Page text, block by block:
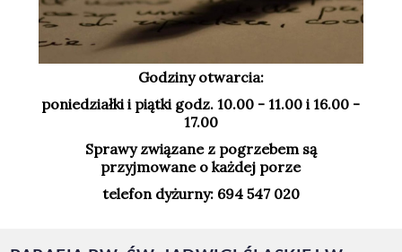
Godziny otwarcia:
poniedziałki i piątki godz. 10.00 - 11.00 i 16.00 -
17.00
Sprawy związane z pogrzebem są
przyjmowane o każdej porze
telefon dyżurny: 694 547 020